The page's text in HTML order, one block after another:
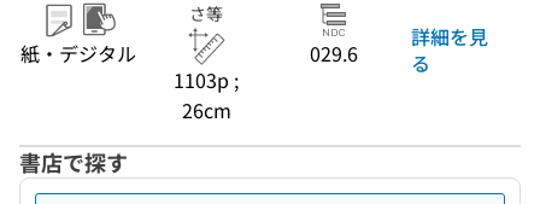
紙・デジタル
さ等
1103p ;
26cm
029.6
詳細を見
る
書店で探す